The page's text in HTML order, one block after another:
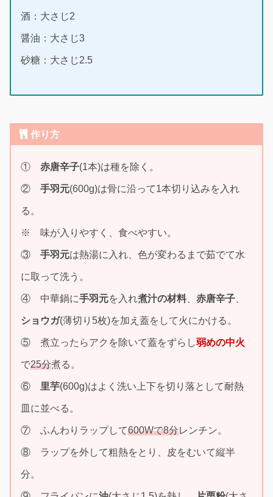
酒：大さじ2
醤油：大さじ3
砂糖：大さじ2.5
作り方
① 赤唐辛子(1本)は種を除く。
② 手羽元(600g)は骨に沿って1本切り込みを入れ
る。
※ 味が入りやすく、食べやすい。
③ 手羽元は熱湯に入れ、色が変わるまで茹でて水
に取って洗う。
④ 中華鍋に手羽元を入れ煮汁の材料、 赤唐辛子、
ショウガ(薄切り5枚)を加え蓋をして火にかける。
⑤ 煮立ったらアクを除いて蓋をずらし弱めの中火
で25分煮る。
⑥ 里芋(600g)はよく洗い上下を切り落として耐熱
皿に並べる。
⑦ ふんわりラップして600Wで8分レンチン。
⑧ ラップを外して粗熱をとり、皮をむいて縦半
分。